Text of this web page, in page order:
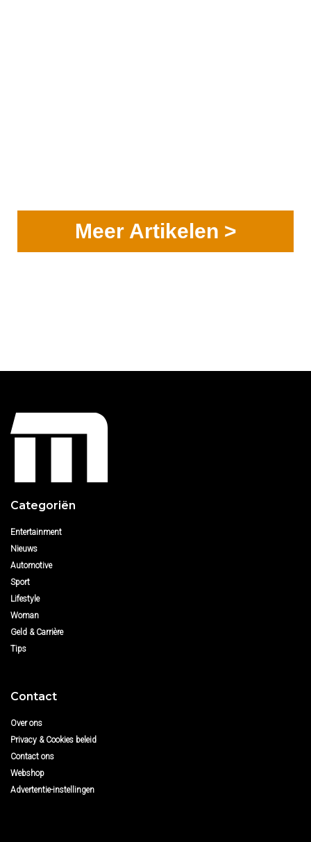
Meer Artikelen >
Categoriën
Entertainment
Nieuws
Automotive
Sport
Lifestyle
Woman
Geld & Carrière
Tips
Contact
Over ons
Privacy & Cookies beleid
Contact ons
Webshop
Advertentie-instellingen